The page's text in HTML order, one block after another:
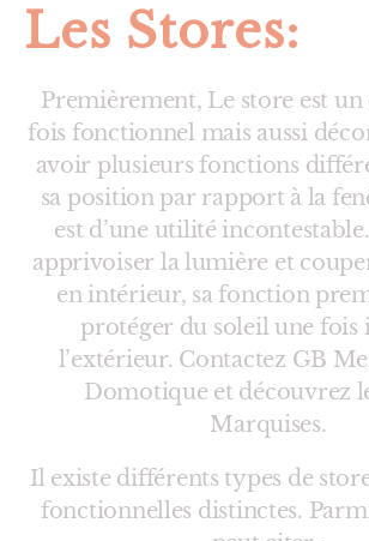
Les Stores:
Premièrement, Le store est un
fois fonctionnel mais aussi
avoir plusieurs fonctions
sa position par rapport à la
est d’une utilité
apprivoiser la lumière et
en intérieur, sa fonction
protéger du soleil une fois
l’extérieur. Contactez GB
Domotique et découvrez
Marquises.
Il existe différents types de
fonctionnelles distinctes.